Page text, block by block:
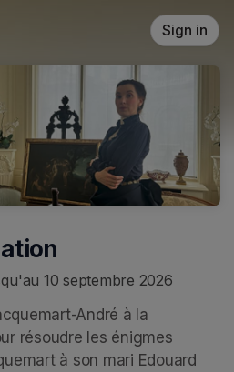
Sign in
10 septembre 2026
André à la
résoudre les énigmes
à son mari Edouard